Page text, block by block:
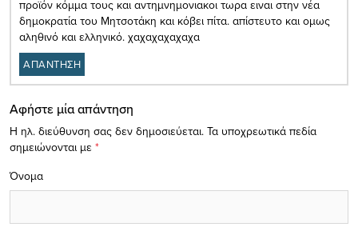
προϊόν κόμμα τους και αντημνημονιακοι τωρα ειναι στην νέα
δημοκρατία του Μητσοτάκη και κόβει πίτα. απίστευτο και ομως
αληθινό και ελληνικό. χαχαχαχαχαχα
ΑΠΑΝΤΗΣΗ
Αφήστε μία απάντηση
Η ηλ. διεύθυνση σας δεν δημοσιεύεται. Τα υποχρεωτικά πεδία
σημειώνονται με *
Όνομα